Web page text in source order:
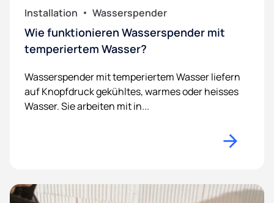
Installation Wasserspender
Wie funktionieren Wasserspender mit
temperiertem Wasser?
Wasserspender mit temperiertem Wasser liefern
auf Knopfdruck gekühltes, warmes oder heisses
Wasser. Sie arbeiten mit in...